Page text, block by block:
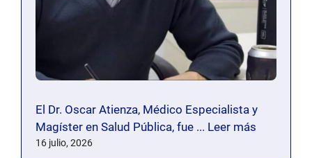
El Dr. Oscar Atienza, Médico Especialista y
Magíster en Salud Pública, fue ... Leer más
16 julio, 2026